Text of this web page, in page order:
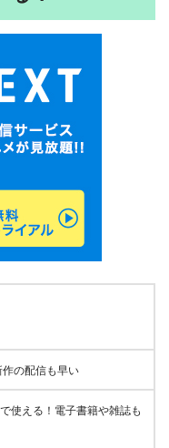
の配信も早い
使える！電子書籍や雑誌も